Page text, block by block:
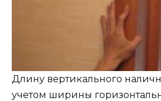
Длину вертикального
учетом ширины